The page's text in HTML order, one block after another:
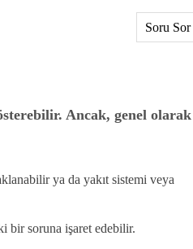
Soru Sor
Ancak, genel olarak
ya da yakıt sistemi veya
bir soruna işaret edebilir.